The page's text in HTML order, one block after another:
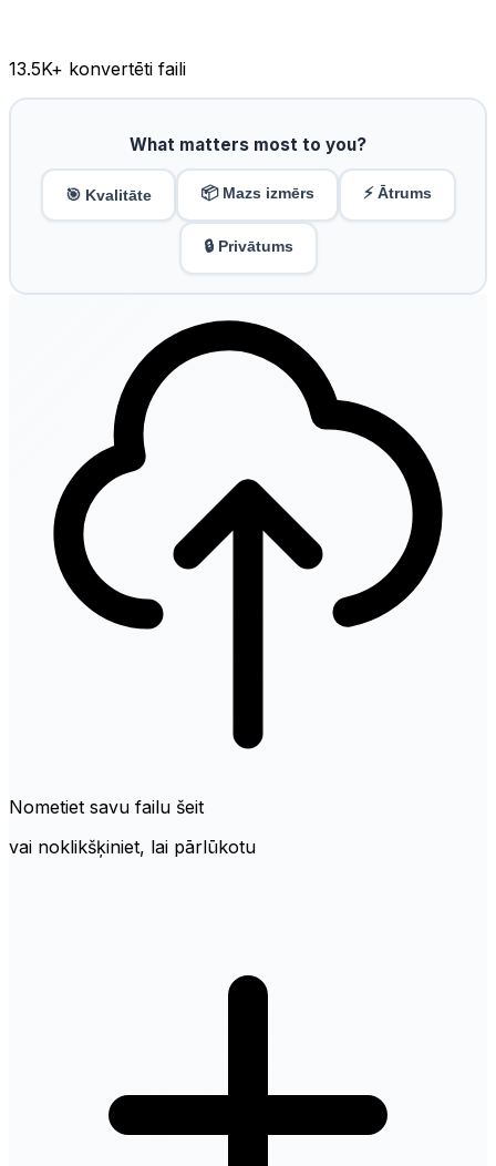
13.5K+ konvertēti faili
What matters most to you?
🎯 Kvalitāte 📦 Mazs izmērs ⚡ Ātrums
🔒 Privātums
Nometiet savu failu šeit
vai noklikšķiniet, lai pārlūkotu